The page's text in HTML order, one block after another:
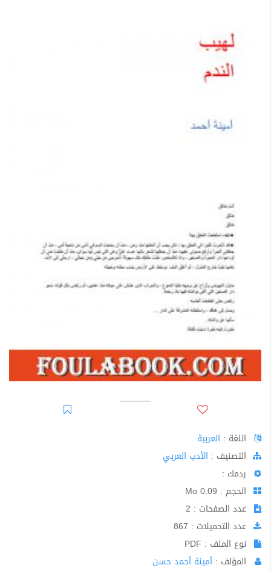
اللغة : العربية
اﻟﺘﺼﻨﻴﻒ : الأدب العربي
ردمك :
الحجم : 0.09 Mo
عدد الصفحات : 2
عدد التحميلات : 867
نوع الملف : PDF
المؤلف : أمينة أحمد حسن